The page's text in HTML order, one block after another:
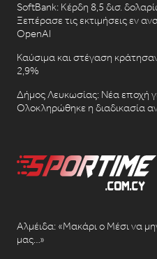
SoftBank: Κέρδη 8,5 δισ.
Ξεπέρασε τις εκτιμήσεις εν
OpenAI
Καύσιμα και στέγαση
2,9%
Δήμος Λευκωσίας: Νέα εποχή
Ολοκληρώθηκε η διαδικασία
Αλμέιδα: «Μακάρι ο Μέσι να
μας…»